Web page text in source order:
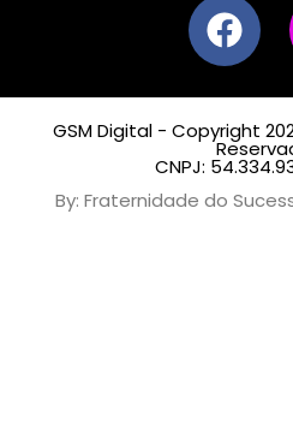
GSM Digital - Copyright
CNPJ:
By: Fraternidade do